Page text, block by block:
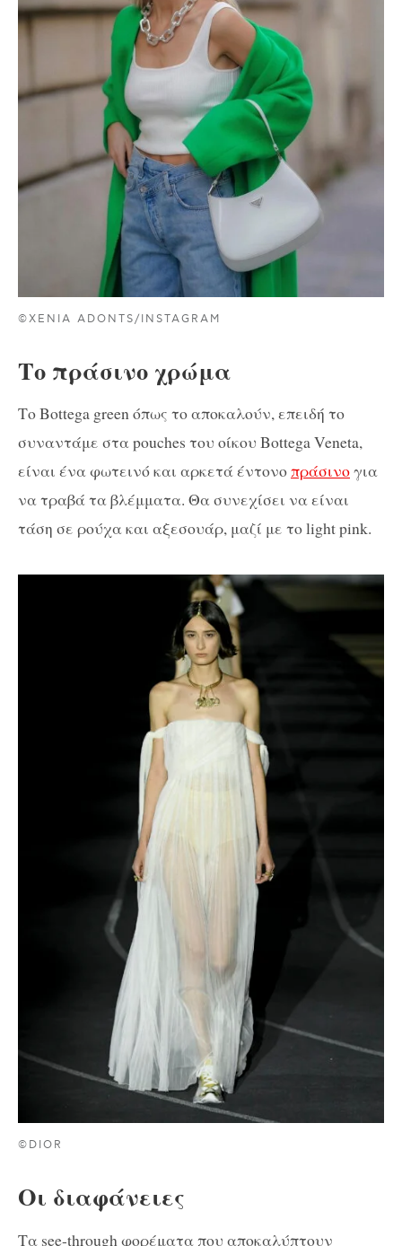
©XENIA ADONTS/INSTAGRAM
Το πράσινο χρώμα
Το Bottega green όπως το αποκαλούν, επειδή το
συναντάμε στα pouches του οίκου Bottega Veneta,
είναι ένα φωτεινό και αρκετά έντονοπράσινογια
να τραβά τα βλέμματα. Θα συνεχίσει να είναι
τάση σε ρούχα και αξεσουάρ, μαζί με το light pink.
©DIOR
Οι διαφάνειες
Τα see-through φορέματα που αποκαλύπτουν